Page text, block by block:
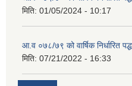
मिति: 01/05/2024 - 10:17
आ.व ०७८/७९ को वार्षिक निर्धारित
मिति: 07/21/2022 - 16:33